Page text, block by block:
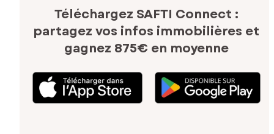
Téléchargez SAFTI Connect :
partagez vos infos immobilières et
gagnez 875€ en moyenne